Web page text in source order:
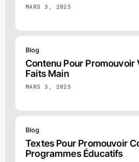
MARS 3, 2025
Blog
Contenu Pour Promouvoir
Faits Main
MARS 3, 2025
Blog
Textes Pour Promouvoir
Programmes Éducatifs